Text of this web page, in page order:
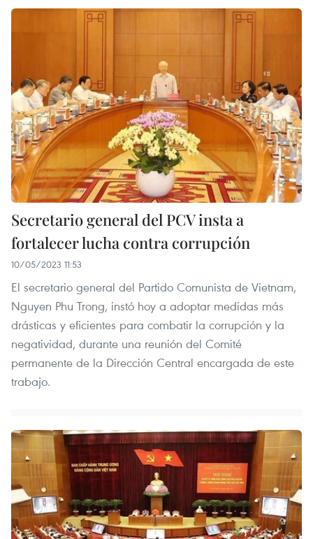
Secretario general del PCV insta a
fortalecer lucha contra corrupción
10/05/2023 11:53
El secretario general del Partido Comunista de Vietnam,
Nguyen Phu Trong, instó hoy a adoptar medidas más
drásticas y eficientes para combatir la corrupción y la
negatividad, durante una reunión del Comité
permanente de la Dirección Central encargada de este
trabajo.